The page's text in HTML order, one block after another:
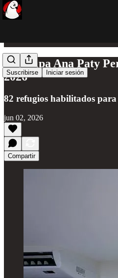
Suscribirse Iniciar sesión
Participa Ana Paty
2026
82 refugios habilitados
jun 02, 2026
Compartir